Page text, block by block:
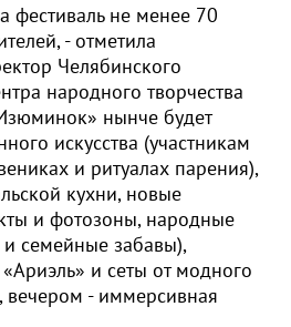
фестиваль не менее 70
- отметила
Челябинского
народного творчества
нынче будет
искусства (участникам
и ритуалах парения),
кухни, новые
и фотозоны, народные
семейные забавы),
и сеты от модного
вечером - иммерсивная